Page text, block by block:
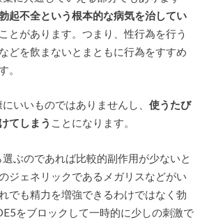
起不全という根本的な病気を治してい
とがあります。つまり、性行為を行う
どを飲まないとまともに行為をすすめ
。
いいものではありませんし、 使うたび
てしまう ことになります。
ぶのであれば比較的副作用が少ないと
ジェネリックであるメガリスなどがい
でも精力を増強できるわけではなく勃
をブロックして一時的に少しの刺激で